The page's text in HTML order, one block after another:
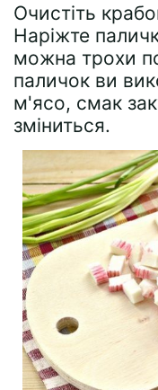
Очистіть
Наріжте
можна трохи
паличок ви
м'ясо, смак
зміниться.